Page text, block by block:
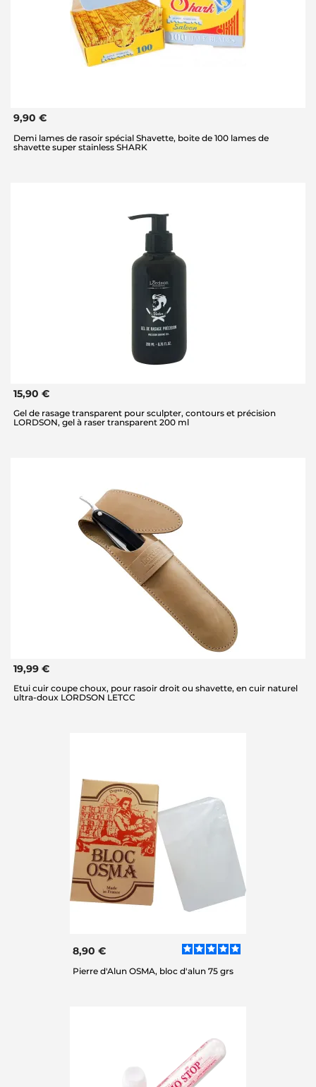
9,90 €
Demi lames de rasoir spécial Shavette, boite de 100 lames de
shavette super stainless SHARK
15,90 €
Gel de rasage transparent pour sculpter, contours et précision
LORDSON, gel à raser transparent 200 ml
19,99 €
Etui cuir coupe choux, pour rasoir droit ou shavette, en cuir naturel
ultra-doux LORDSON LETCC
8,90 €
Pierre d'Alun OSMA, bloc d'alun 75 grs